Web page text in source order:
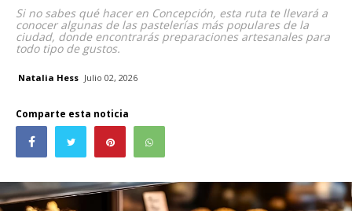
Si no sabes qué hacer en Concepción, esta ruta te llevará a
conocer algunas de las pastelerías más populares de la
ciudad, donde encontrarás preparaciones artesanales para
todo tipo de gustos.
Natalia Hess Julio 02, 2026
Comparte esta noticia